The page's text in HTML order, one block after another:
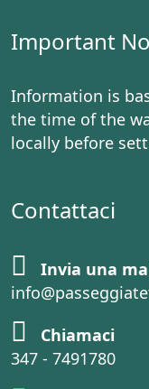
Important
Information is
the time of the
locally before
Contattaci
Invia una
Chiamaci
347 - 7491780